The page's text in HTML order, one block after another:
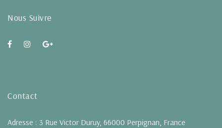
Nous Suivre
Contact
Adresse : 3 Rue Victor Duruy, 66000 Perpignan, France